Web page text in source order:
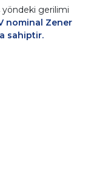
yöndeki gerilimi
nominal Zener
sahiptir.